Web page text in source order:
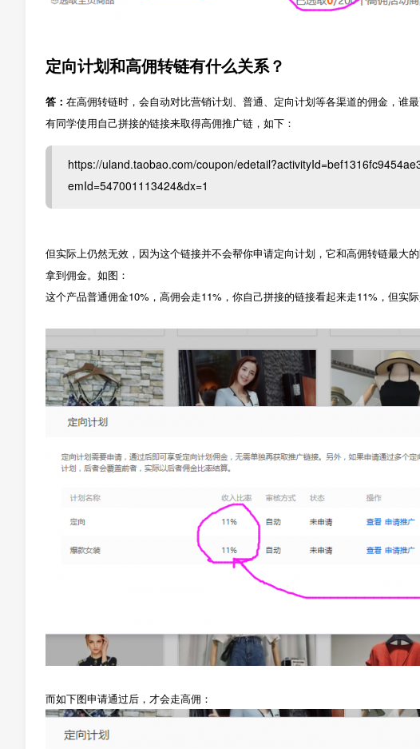
定向计划和高佣转链有什么关系？
答： 在高佣转链时，会自动对比营销计划、普通、定向计划等各渠道的佣金，谁最
有同学使用自己拼接的链接来取得高佣推广链，如下：
https://uland.taobao.com/coupon/
emId=547001113424&dx=1
但实际上仍然无效，因为这个链接并不会帮你申请定向计划，它和高佣转链最大
拿到佣金。如图：
这个产品普通佣金10%，高佣会走11%，你自己拼接的链接看起来走11%，但实
而如下图申请通过后，才会走高佣：